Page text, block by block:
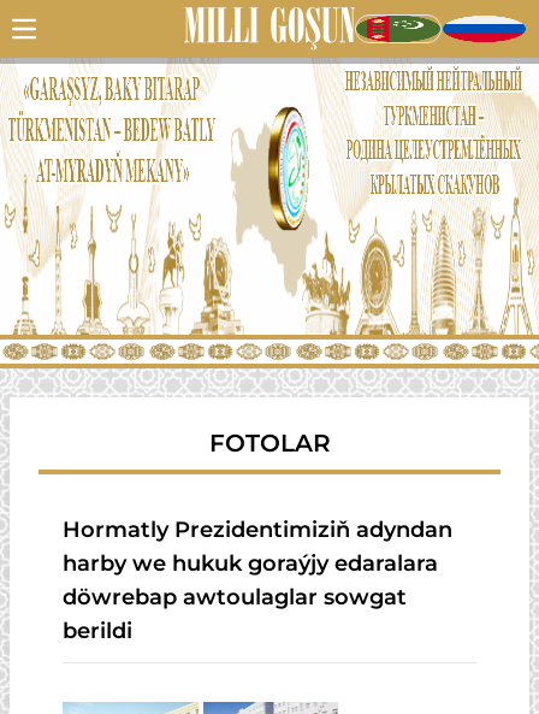
FOTOLAR
Hormatly Prezidentimiziň adyndan
harby we hukuk goraýjy edaralara
döwrebap awtoulaglar sowgat
berildi